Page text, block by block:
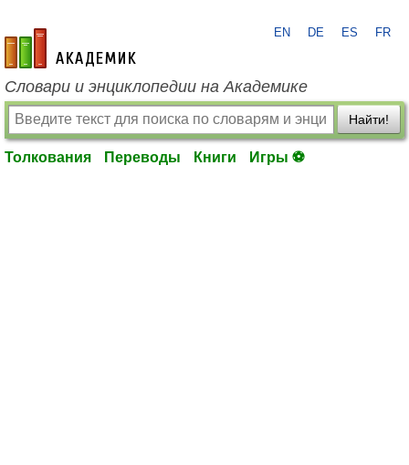
academic.ru
EN DE ES FR
Словари и энциклопедии на Академике
Найти!
Толкования Переводы Книги Игры ⚽